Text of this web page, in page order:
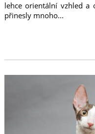
lehce orientální vzhled a
přinesly mnoho...